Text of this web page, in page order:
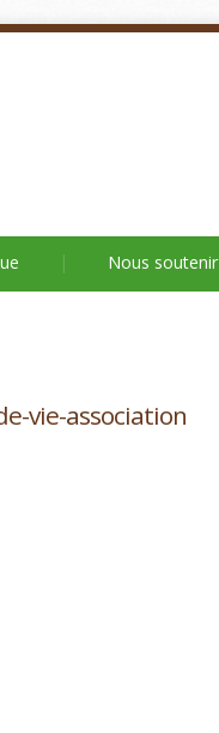
Nous soutenir
vie-association